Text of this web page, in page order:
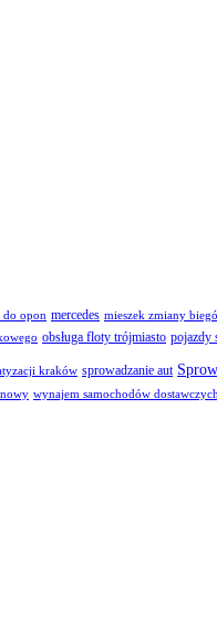
do opon mercedes mieszek zmiany
obsługa floty trójmiasto pojazdy
kraków sprowadzanie aut
wynajem samochodów dostawczych